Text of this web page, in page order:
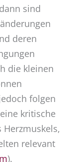
sind
deren
die kleinen
folgen
kritische
relevant
).